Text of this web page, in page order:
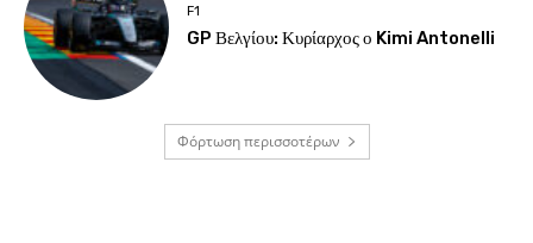
F1
GP Βελγίου: Κυρίαρχος ο Kimi Antonelli
Φόρτωση περισσοτέρων